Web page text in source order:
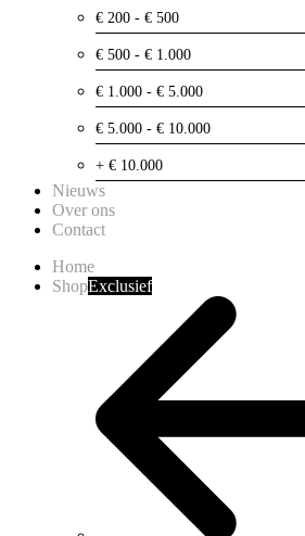
€ 200 - € 500
€ 500 - € 1.000
€ 1.000 - € 5.000
€ 5.000 - € 10.000
+ € 10.000
Nieuws
Over ons
Contact
Home
ShopExclusief